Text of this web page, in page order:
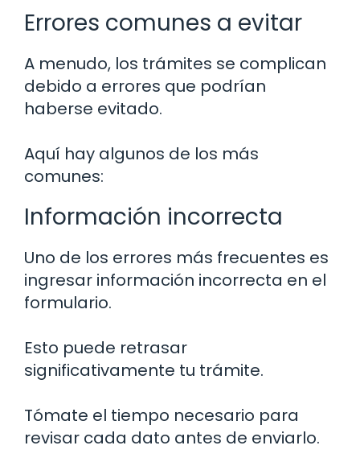
Errores comunes a evitar
A menudo, los trámites se complican
debido a errores que podrían
haberse evitado.
Aquí hay algunos de los más
comunes:
Información incorrecta
Uno de los errores más frecuentes es
ingresar información incorrecta en el
formulario.
Esto puede retrasar
significativamente tu trámite.
Tómate el tiempo necesario para
revisar cada dato antes de enviarlo.